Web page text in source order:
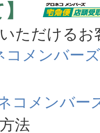
】
ただけるお
コメンバーズ
コメンバー
法